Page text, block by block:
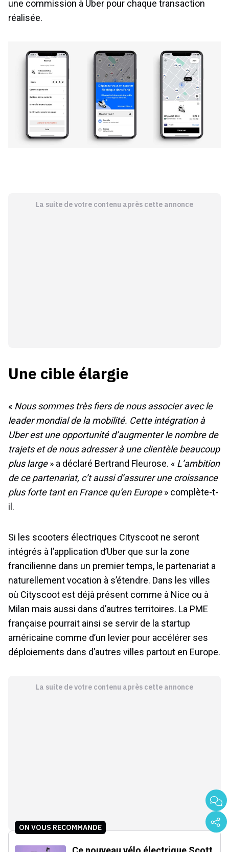
une commission à Uber pour chaque transaction
réalisée.
La suite de votre contenu après cette annonce
Une cible élargie
« Nous sommes très fiers de nous associer avec le
leader mondial de la mobilité. Cette intégration à
Uber est une opportunité d’augmenter le nombre de
trajets et de nous adresser à une clientèle beaucoup
plus large» a déclaré Bertrand Fleurose. « L’ambition
de ce partenariat, c’t aussi d’assurer une croissance
plus forte tant en France qu’en Europe» complète-t-
il.
Si les scooters électriques Cityscoot ne seront
intégrés à l’application d’Uber que sur la zone
francilienne dans un premier temps, le partenariat a
naturellement vocation à s’étendre. Dans les villes
où Cityscoot est déjà présent comme à Nice ou à
Milan mais aussi dans d’autres territoires. La PME
française pourrait ainsi se servir de la startup
américaine comme d’un levier pour accélérer ses
déploiements dans d’autres villes partout en Europe.
La suite de votre contenu après cette annonce
ON VOUS RECOMMANDE